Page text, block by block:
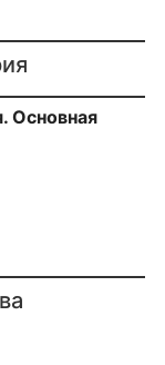
Основная